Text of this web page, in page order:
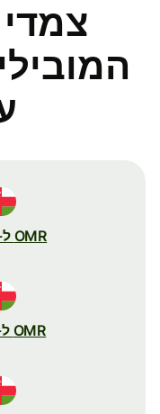
OMR ל-USD
OMR ל-GBP